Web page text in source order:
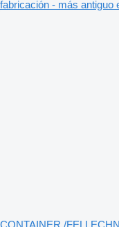
fabricación - más antiguo
CONTAINER /